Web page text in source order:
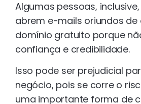
Algumas pessoas,
abrem e-mails oriundos de
domínio gratuito porque
confiança e credibilidade.
Isso pode ser prejudicial
negócio, pois se corre o
uma importante forma de